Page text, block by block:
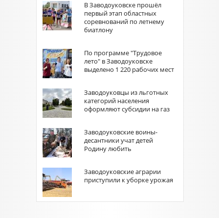
В Заводоуковске прошёл
первый этап областных
соревнований по летнему
биатлону
По программе "Трудовое
лето" в Заводоуковске
выделено 1 220 рабочих мест
Заводоуковцы из льготных
категорий населения
оформляют субсидии на газ
Заводоуковские воины-
десантники учат детей
Родину любить
Заводоуковские аграрии
приступили к уборке урожая